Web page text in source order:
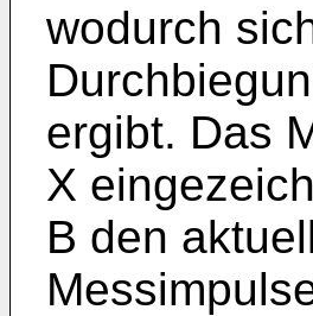
wodurch
ergibt. Das
X
B den